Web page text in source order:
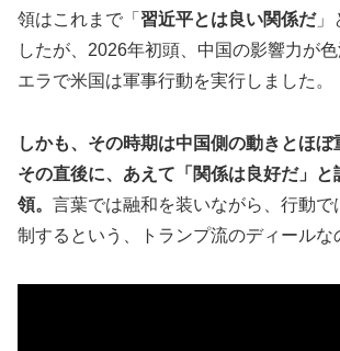
領はこれまで「 習近平とは良い関係だ」
したが、2026年初頭、中国の影響力が
エラで米国は軍事行動を実行しました。
しかも、その時期は中国側の動きとほぼ
その直後に、あえて「関係は良好だ」と
領。 言葉では融和を装いながら、行動で
制するという、トランプ流のディールな